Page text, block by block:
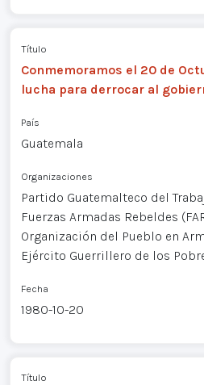
Título
Conmemoramos el 20 de
lucha para derrocar al
País
Guatemala
Organizaciones
Partido Guatemalteco del
Fuerzas Armadas Rebeldes
Organización del Pueblo en
Ejército Guerrillero de los
Fecha
1980-10-20
Título